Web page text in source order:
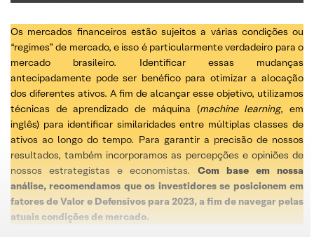
Os mercados financeiros estão sujeitos a várias condições ou
“regimes” de mercado, e isso é particularmente verdadeiro para o
mercado brasileiro. Identificar essas mudanças
antecipadamente pode ser benéfico para otimizar a alocação
dos diferentes ativos. A fim de alcançar esse objetivo, utilizamos
técnicas de aprendizado de máquina (machine learning, em
inglês) para identificar similaridades entre múltiplas classes de
ativos ao longo do tempo. Para garantir a precisão de nossos
resultados, também incorporamos as percepções e opiniões de
nossos estrategistas e economistas. Com base em nossa
análise, recomendamos que os investidores se posicionem em
fatores de Valor e Defensivos para 2023, a fim de navegar pelas
atuais condições de mercado.